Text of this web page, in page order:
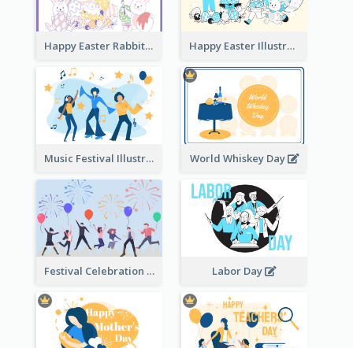
Happy Easter Rabbit Illustration Happy Easter Illustration
Music Festival Illustration World Whiskey Day
Festival Celebration Illustration Labor Day